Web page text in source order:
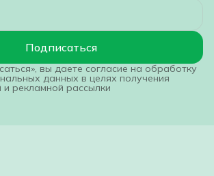
Подписаться
вы даете согласие на обработку
данных в целях получения
рекламной рассылки